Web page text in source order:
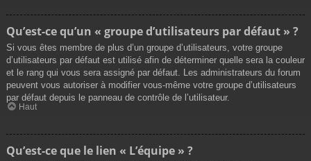
Qu’est-ce qu’un « groupe d’utilisateurs par défaut » ?
Si vous êtes membre de plus d’un groupe d’utilisateurs, votre groupe
d’utilisateurs par défaut est utilisé afin de déterminer quelle sera la couleur
et le rang qui vous sera assigné par défaut. Les administrateurs du forum
peuvent vous autoriser à modifier vous-même votre groupe d’utilisateurs
par défaut depuis le panneau de contrôle de l’utilisateur.
Haut
Qu’est-ce que le lien « L’équipe » ?